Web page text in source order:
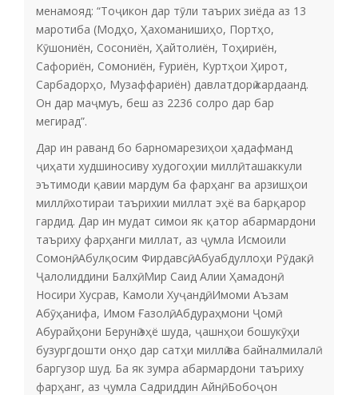
менамояд: “Тоҷикон дар тӯли таърих зиёда аз 13
маротиба (Модҳо, Ҳахоманишиҳо, Портҳо,
Кӯшониён, Сосониён, Ҳайтолиён, Тоҳириён,
Сафориён, Сомониён, Ғуриён, Куртҳои Ҳирот,
Сарбадорҳо, Музаффариён) давлатдорӣ кардаанд.
Он дар маҷмуъ, беш аз 2236 солро дар бар
мегирад”.
Дар ин раванд бо барномарезиҳои ҳадафманд
ҷиҳати худшиносиву худогоҳии миллӣ, ташаккули
эътимоди қавии мардум ба фарҳанг ва арзишҳои
миллӣ, хотираи таърихии миллат эҳё ва барқарор
гардид. Дар ин мудат симои як қатор абармардони
таъриху фарҳанги миллат, аз ҷумла Исмоили
Сомонӣ, Абулқосим Фирдавсӣ, Абуабдуллоҳи Рӯдакӣ,
Ҷалолиддини Балхӣ, Мир Саид Алии Ҳамадонӣ,
Носири Хусрав, Камоли Хуҷандӣ, Имоми Аъзам
Абӯҳанифа, Имом Ғазолӣ, Абдураҳмони Ҷомӣ,
Абурайҳони Берунӣ эҳё шуда, ҷашнҳои бошукӯҳи
бузургдошти онҳо дар сатҳи миллӣ ва байналмилалӣ
баргузор шуд. Ба як зумра абармардони таъриху
фарҳанг, аз ҷумла Садриддин Айнӣ, Бобоҷон